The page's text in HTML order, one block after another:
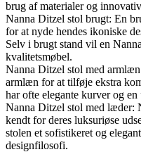
brug af materialer og
Nanna Ditzel stol brugt: En
for at nyde hendes ikoniske
Selv i brugt stand vil en
kvalitetsmøbel.
Nanna Ditzel stol med
armlæn for at tilføje ekstra
har ofte elegante kurver og
Nanna Ditzel stol med læder:
kendt for deres luksuriøse
stolen et sofistikeret og
designfilosofi.